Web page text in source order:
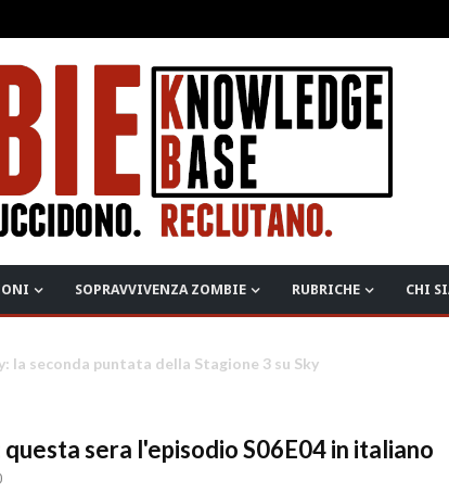
SOPRAVVIVENZA ZOMBIE RUBRICHE CHI
rilasciato l'aggiornamento "Build 42"
sera l'episodio S06E04 in italiano